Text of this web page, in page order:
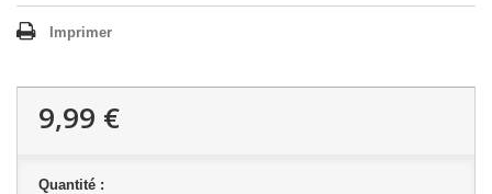
Imprimer
9,99 €
Quantité :